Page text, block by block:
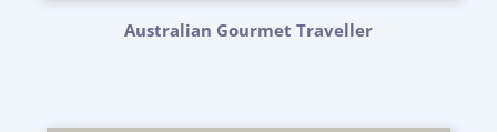
Australian Gourmet Traveller